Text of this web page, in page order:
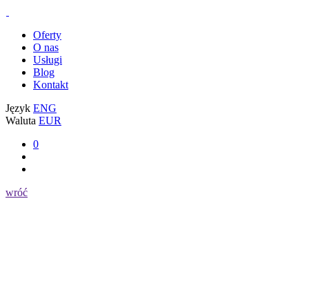
Oferty
O nas
Usługi
Blog
Kontakt
Język ENG
Waluta EUR
0
wróć